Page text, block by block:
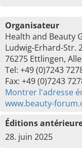
Organisateur
Health and Beauty
Ludwig-Erhard-Str.
76275 Ettlingen,
Tel: +49 (0)7243
Fax: +49 (0)7243
Montrer l'adresse
www.beauty-
Éditions
28. juin 2025